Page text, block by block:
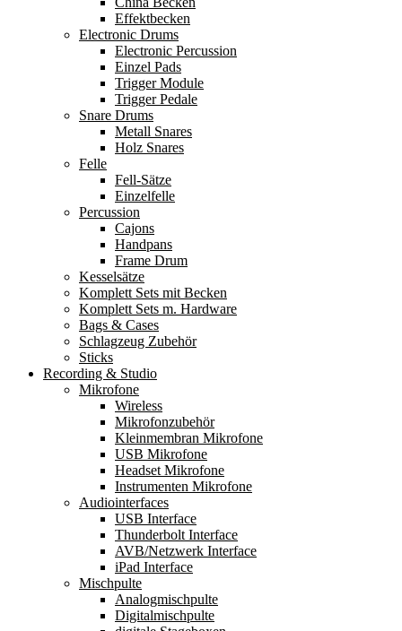
Effektbecken
Electronic Drums
Electronic Percussion
Einzel Pads
Trigger Module
Trigger Pedale
Snare Drums
Metall Snares
Holz Snares
Felle
Fell-Sätze
Einzelfelle
Percussion
Cajons
Handpans
Frame Drum
Kesselsätze
Komplett Sets mit Becken
Komplett Sets m. Hardware
Bags & Cases
Schlagzeug Zubehör
Sticks
Recording & Studio
Mikrofone
Wireless
Mikrofonzubehör
Kleinmembran Mikrofone
USB Mikrofone
Headset Mikrofone
Instrumenten Mikrofone
Audiointerfaces
USB Interface
Thunderbolt Interface
AVB/Netzwerk Interface
iPad Interface
Mischpulte
Analogmischpulte
Digitalmischpulte